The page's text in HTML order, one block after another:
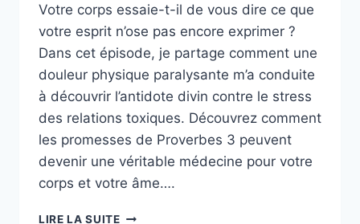
Votre corps essaie-t-il de vous dire ce que
votre esprit n’ose pas encore exprimer ?
Dans cet épisode, je partage comment une
douleur physique paralysante m’a conduite
à découvrir l’antidote divin contre le stress
des relations toxiques. Découvrez comment
les promesses de Proverbes 3 peuvent
devenir une véritable médecine pour votre
corps et votre âme….
LIRE LA SUITEÉPISODE